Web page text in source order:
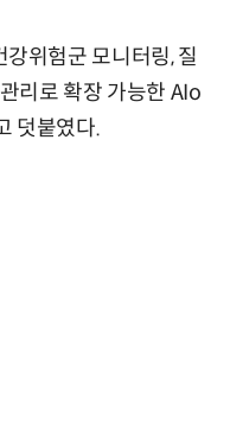
위험군 모니터링, 질
리로 확장 가능한 AIo
덧붙였다.